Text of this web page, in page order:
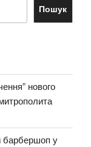
Пошук
нового
барбершоп у